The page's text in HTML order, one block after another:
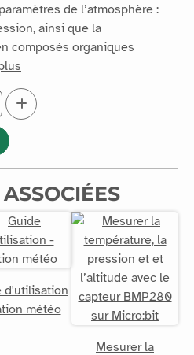
de l’atmosphère :
ainsi que la
composés organiques
d'utilisation
météo
Mesurer la